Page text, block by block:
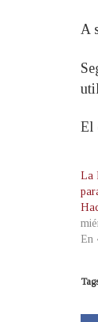
A
El
La
En